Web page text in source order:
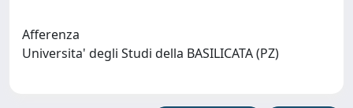
Afferenza
Universita' degli Studi della BASILICATA (PZ)